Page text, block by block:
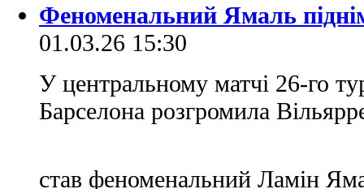
Феноменальний Ямаль
01.03.26 15:30
У центральному матчі 26-го
Барселона розгромила
став феноменальний Ламін